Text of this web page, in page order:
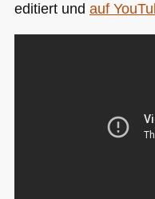
editiert und auf